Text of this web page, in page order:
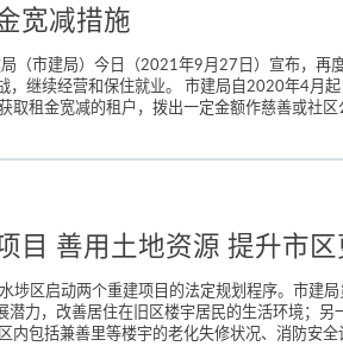
宽减措施
（市建局）今日（2021年9月27日）宣布，
继续经营和保住就业。 市建局自2020年4月
租金宽减的租户，拨出一定金额作慈善或社
目 善用土地资源 提升市
区启动两个重建项目的法定规划程序。市建
力，改善居住在旧区楼宇居民的生活环境；
内包括兼善里等楼宇的老化失修状况、消防安